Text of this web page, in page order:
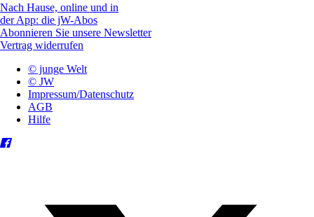
Nach Hause, online und in
der App: die jW-Abos
Abonnieren Sie unsere Newsletter
Vertrag widerrufen
© junge Welt
© JW
Impressum/Datenschutz
AGB
Hilfe